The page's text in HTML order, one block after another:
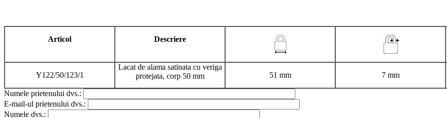
Articol Descriere
Y122/50/123/1
Lacat de alama satinata cu veriga
protejata, corp 50 mm
51 mm 7 mm
Numele prietenului dvs.:
E-mail-ul prietenului dvs.:
Numele dvs.: